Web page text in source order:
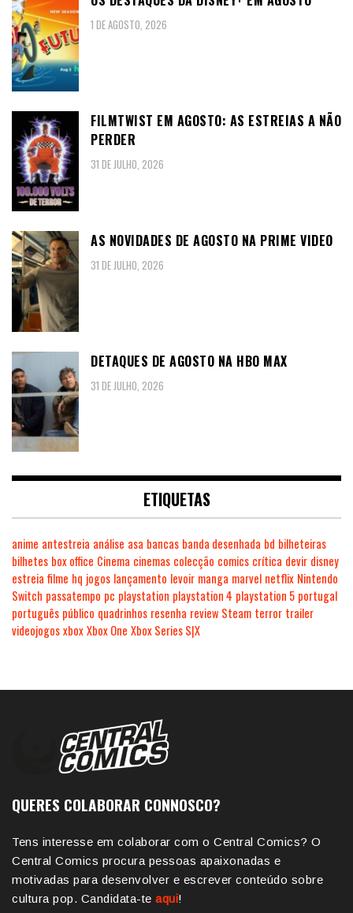
1 DE AGOSTO, 2026
FILMTWIST EM AGOSTO: AS ESTREIAS A NÃO
PERDER
31 DE JULHO, 2026
AS NOVIDADES DE AGOSTO NA PRIME VIDEO
31 DE JULHO, 2026
DETAQUES DE AGOSTO NA HBO MAX
31 DE JULHO, 2026
ETIQUETAS
anime antestreia análise asa bancas banda desenhada bd bilheteiras
bilhetes box office Cinema cinemas colecção comics crítica devir disney
estreia filme hq jogos lançamento levoir manga marvel netflix Nintendo
Switch passatempo pc playstation playstation 4 playstation 5 portugal
português público quadrinhos resenha review Steam terror trailer
videojogosxboxXbox One Xbox Series S|X
QUERES COLABORAR CONNOSCO?
Tens interesse em colaborar com o Central Comics? O
Central Comics procura pessoas apaixonadas e
motivadas para desenvolver e escrever conteúdo sobre
cultura pop. Candidata-te aqui!